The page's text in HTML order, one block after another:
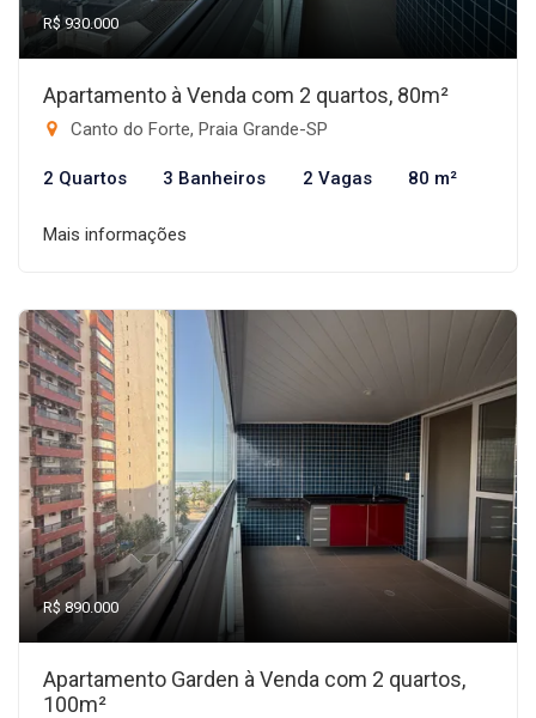
R$ 930.000
Apartamento à Venda com 2 quartos, 80m²
Canto do Forte, Praia Grande-SP
2 Quartos 3 Banheiros 2 Vagas 80 m²
Mais informações
R$ 890.000
Apartamento Garden à Venda com 2 quartos,
100m²